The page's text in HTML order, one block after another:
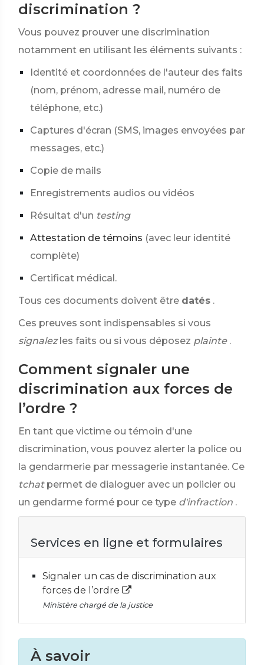
discrimination ?
Vous pouvez prouver une discrimination
notamment en utilisant les éléments suivants :
Identité et coordonnées de l'auteur des faits
(nom, prénom, adresse mail, numéro de
téléphone, etc.)
Captures d'écran (SMS, images envoyées par
messages, etc.)
Copie de mails
Enregistrements audios ou vidéos
Résultat d'un testing
Attestation de témoins (avec leur identité
complète)
Certificat médical.
Tous ces documents doivent être datés .
Ces preuves sont indispensables si vous
signalez les faits ou si vous déposez plainte .
Comment signaler une
discrimination aux forces de
l’ordre ?
En tant que victime ou témoin d'une
discrimination, vous pouvez alerter la police ou
la gendarmerie par messagerie instantanée. Ce
tchat permet de dialoguer avec un policier ou
un gendarme formé pour ce type d'infraction .
Services en ligne et formulaires
Signaler un cas de discrimination aux
forces de l’ordre
Ministère chargé de la justice
À savoir